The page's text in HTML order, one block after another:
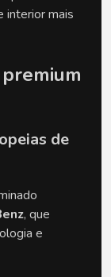
interior mais
de
, que
e